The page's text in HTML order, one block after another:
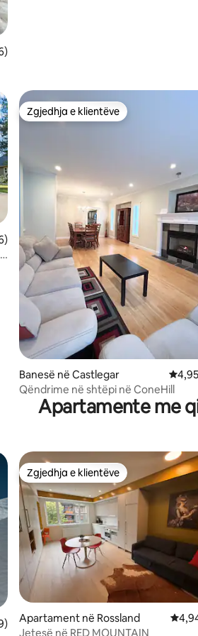
4,93 nga 5, 46 vlerësime
mesatar 5 nga 5, 36 vlerësime
Zgjedhja e klientëve
Zgjedhja e klientëve
Banesë në Castlegar
Qëndrime në shtëpi në ConeHill
Apartamente me
mesatar 5 nga 5, 19 vlerësime
Zgjedhja e klientëve
Zgjedhja e klientëve
Apartament në Rossland
Jetesë në RED MOUNTAIN